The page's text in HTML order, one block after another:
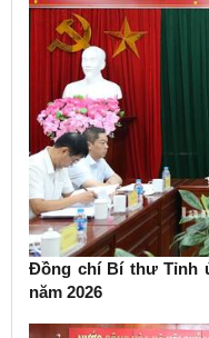
Đồng chí Bí thư Tỉnh
năm 2026